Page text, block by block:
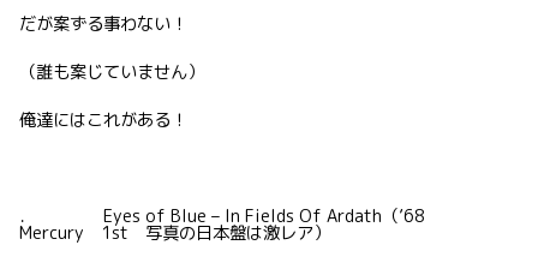
だが案ずる事わない！
（誰も案じていません）
俺達にはこれがある！
． Eyes of Blue – In Fields Of Ardath（’68
Mercury 1st 写真の日本盤は激レア）